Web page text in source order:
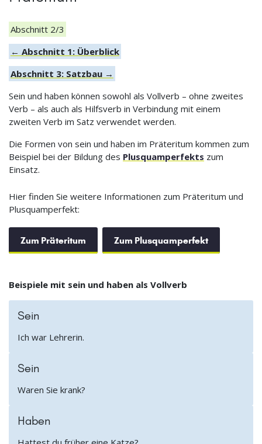
Abschnitt 2/3
← Abschnitt 1: Überblick
Abschnitt 3: Satzbau →
Sein und haben können sowohl als Vollverb – ohne zweites
Verb – als auch als Hilfsverb in Verbindung mit einem
zweiten Verb im Satz verwendet werden.
Die Formen von sein und haben im Präteritum kommen zum
Beispiel bei der Bildung des Plusquamperfekts zum
Einsatz.
Hier finden Sie weitere Informationen zum Präteritum und
Plusquamperfekt:
Zum Präteritum Zum Plusquamperfekt
Beispiele mit sein und haben als Vollverb
Sein
Ich war Lehrerin.
Sein
Waren Sie krank?
Haben